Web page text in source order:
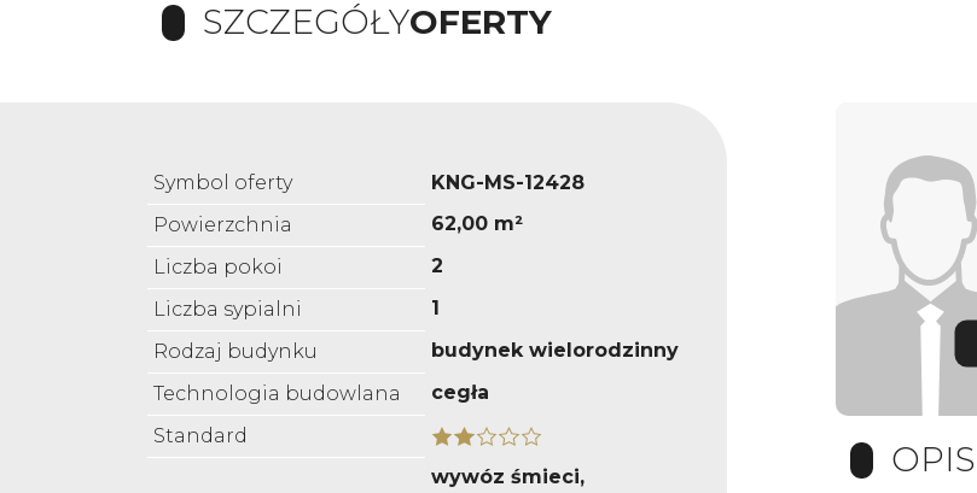
SZCZEGÓŁYOFERTY
Symbol oferty
KNG-MS-12428
Powierzchnia
62,00 m²
Liczba pokoi
2
Liczba sypialni
1
Rodzaj budynku
budynek wielorodzinny
Technologia budowlana
cegła
Standard
wywóz śmieci,
OPIS